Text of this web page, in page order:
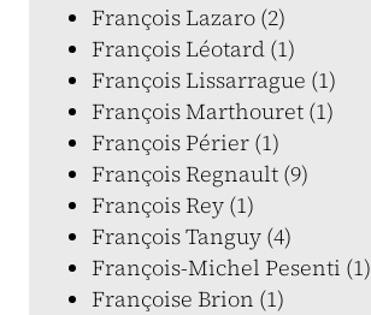
François Lazaro (2)
François Léotard (1)
François Lissarrague (1)
François Marthouret (1)
François Périer (1)
François Regnault (9)
François Rey (1)
François Tanguy (4)
François-Michel Pesenti (1)
Françoise Brion (1)